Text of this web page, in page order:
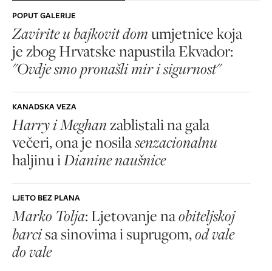
POPUT GALERIJE
Zavirite u bajkovit domumjetnice koja
je zbog Hrvatske napustila Ekvador:
"Ovdje smo pronašli mir i sigurnost"
KANADSKA VEZA
Harry i Meghan zablistali na gala
večeri, ona je nosilasenzacionalnu
haljinu i Dianine naušnice
LJETO BEZ PLANA
Marko Tolja: Ljetovanje naobiteljskoj
barcisa sinovima i suprugom,od vale
do vale